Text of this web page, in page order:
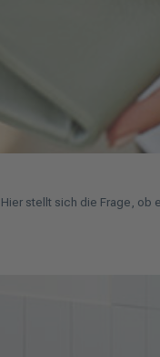
stellt sich die Frage,